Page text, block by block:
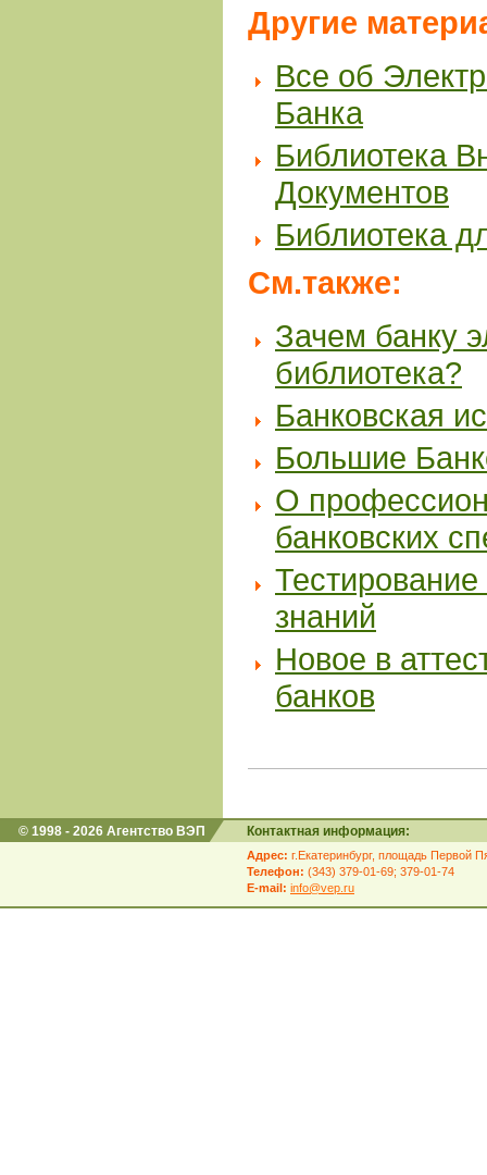
Другие
Все об
Банка
Библиотека
Документов
Библиотека
См.также:
Зачем банку
библиотека?
Банковская
Большие
О
банковских
знаний
Новое в
банков
© 1998 - 2026 Агентство ВЭП Контактная информация:
Адрес: г.Екатеринбург, площадь Первой
Телефон: (343) 379-01-69; 379-01-74
E-mail: info@vep.ru